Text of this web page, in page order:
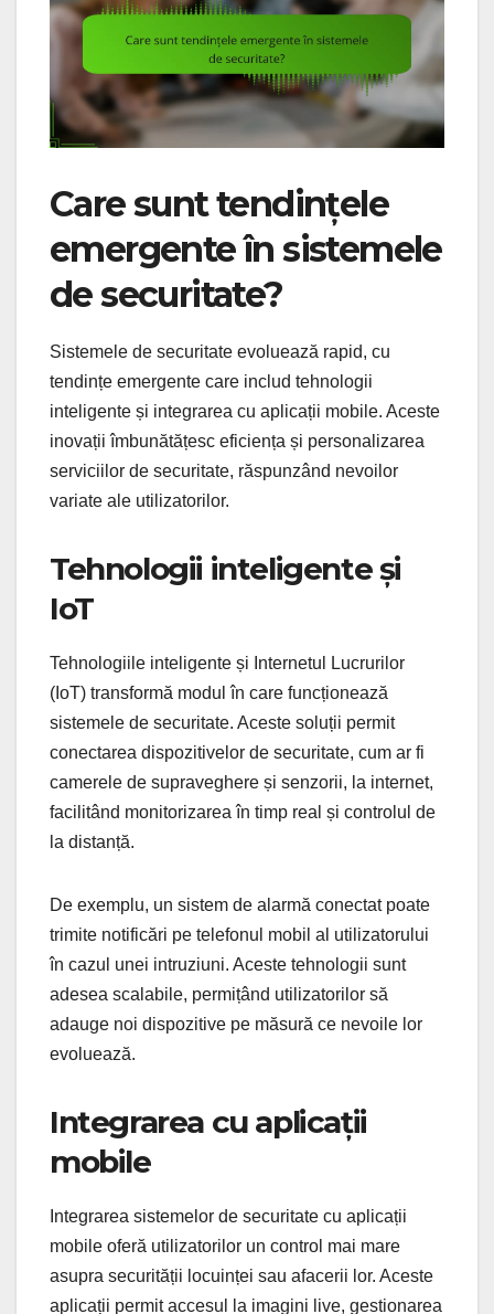
Care sunt tendințele
emergente în sistemele
de securitate?
Sistemele de securitate evoluează rapid, cu
tendințe emergente care includ tehnologii
inteligente și integrarea cu aplicații mobile. Aceste
inovații îmbunătățesc eficiența și personalizarea
serviciilor de securitate, răspunzând nevoilor
variate ale utilizatorilor.
Tehnologii inteligente și
IoT
Tehnologiile inteligente și Internetul Lucrurilor
(IoT) transformă modul în care funcționează
sistemele de securitate. Aceste soluții permit
conectarea dispozitivelor de securitate, cum ar fi
camerele de supraveghere și senzorii, la internet,
facilitând monitorizarea în timp real și controlul de
la distanță.
De exemplu, un sistem de alarmă conectat poate
trimite notificări pe telefonul mobil al utilizatorului
în cazul unei intruziuni. Aceste tehnologii sunt
adesea scalabile, permițând utilizatorilor să
adauge noi dispozitive pe măsură ce nevoile lor
evoluează.
Integrarea cu aplicații
mobile
Integrarea sistemelor de securitate cu aplicații
mobile oferă utilizatorilor un control mai mare
asupra securității locuinței sau afacerii lor. Aceste
aplicații permit accesul la imagini live, gestionarea